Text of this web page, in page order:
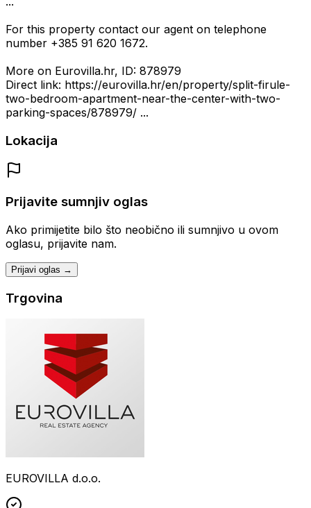
For this property contact our agent on telephone
number +385 91 620 1672.
More on Eurovilla.hr, ID: 878979
Direct link: https://eurovilla.hr/en/property/split-firule-
two-bedroom-apartment-near-the-center-with-two-
parking-spaces/878979/ ...
Lokacija
Prijavite sumnjiv oglas
Ako primijetite bilo što neobično ili sumnjivo u ovom
oglasu, prijavite nam.
Prijavi oglas →
Trgovina
EUROVILLA d.o.o.